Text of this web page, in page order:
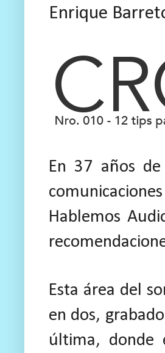
Enrique
En 37 años
Hablemos
Esta área del
en dos,
última, donde